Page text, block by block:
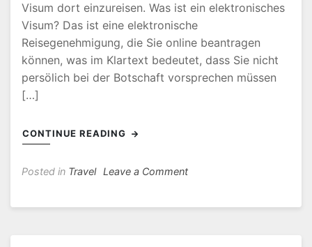
Visum dort einzureisen. Was ist ein elektronisches
Visum? Das ist eine elektronische
Reisegenehmigung, die Sie online beantragen
können, was im Klartext bedeutet, dass Sie nicht
persölich bei der Botschaft vorsprechen müssen
[…]
CONTINUE READING
Posted in Travel Leave a Commenton